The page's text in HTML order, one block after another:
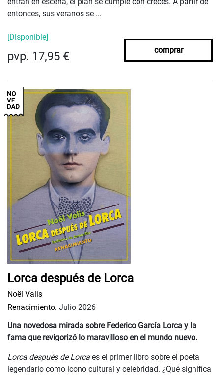
entonces, sus veranos se ...
[Disponible]
pvp. 17,95 € comprar
Lorca después de Lorca
Noël Valis
Renacimiento. Julio 2026
Una novedosa mirada sobre Federico García Lorca y la
fama que revigorizó lo maravilloso en el mundo nuevo.
Lorca después de Lorca es el primer libro sobre el poeta
legendario como icono cultural y celebridad. ¿Qué significa